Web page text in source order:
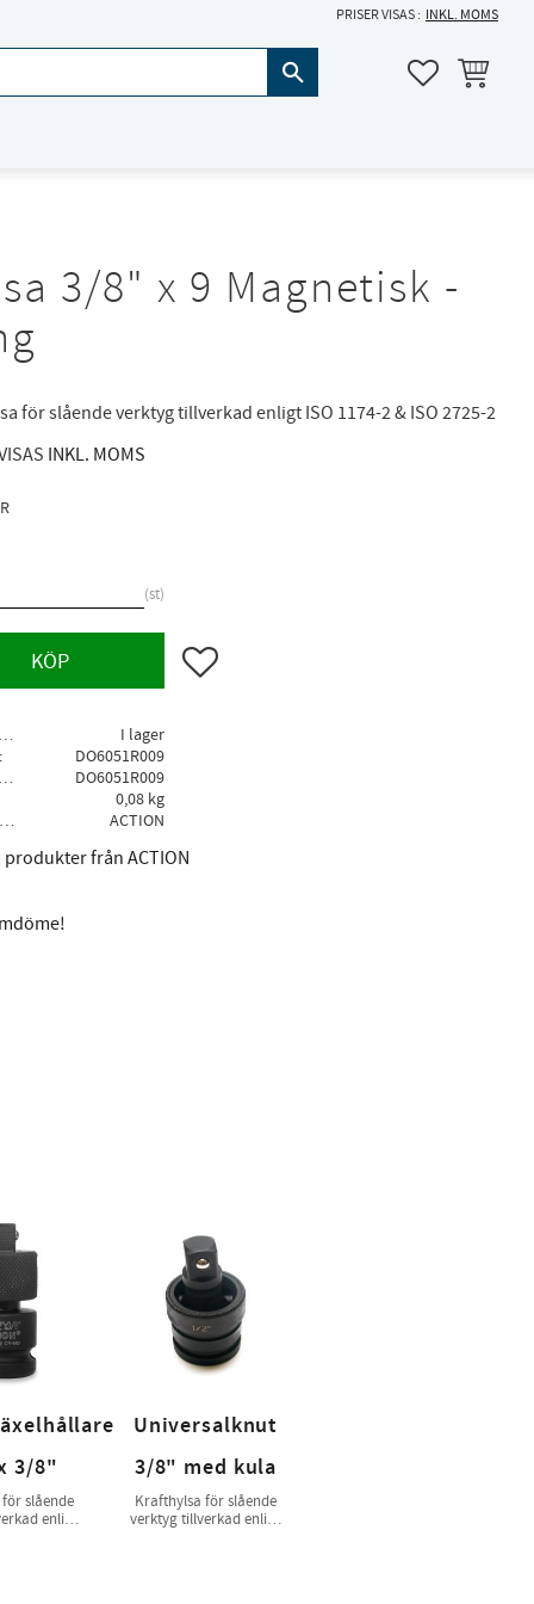
PRISER VISAS INKL. MOMS
FAVORITER
KUNDVAGN
3/8" x 9 Magnetisk -
för slående verktyg tillverkad enligt ISO 1174-2 & ISO 2725-2
INKL. MOMS
st
KÖP Lägg till i favoriter
Lagerstatus
I lager
DO6051R009
Tillv. artikelnr
DO6051R009
0,08 kg
Tillverkare
ACTION
produkter från ACTION
3/8"
slående
enligt
Universalknut
3/8" med kula
Krafthylsa för slående
verktyg tillverkad enligt